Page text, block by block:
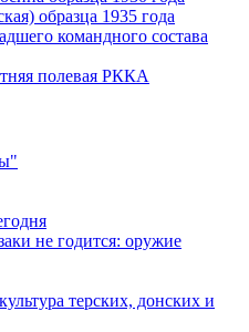
образца 1935 года
командного состава
полевая РККА
не годится: оружие
терских, донских и